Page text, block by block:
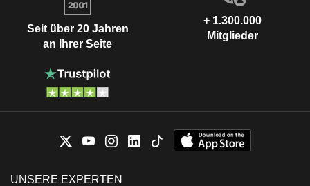
Seit über 20 Jahren
an Ihrer Seite
+ 1.300.000
Mitglieder
UNSERE EXPERTEN